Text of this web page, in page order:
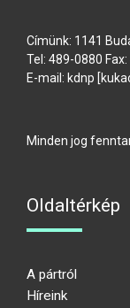
Címünk: 1141
Tel: 489-0880
E-mail: kdnp
Minden jog
Oldaltérkép
A pártról
Híreink